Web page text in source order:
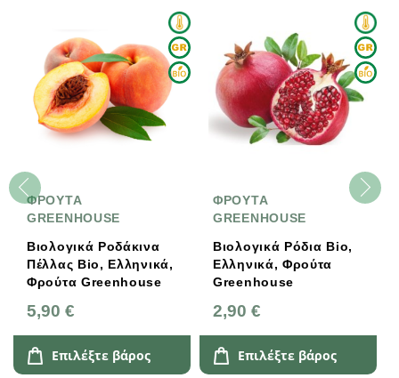
Ροδάκινα
Bio, Ελληνικά,
Greenhouse
€
Επιλέξτε βάρος
ΦΡΟΥΤΑ
GREENHOUSE
Βιολογικά Ρόδια Bio,
Ελληνικά, Φρούτα
Greenhouse
2,90 €
Επιλέξτε βάρος